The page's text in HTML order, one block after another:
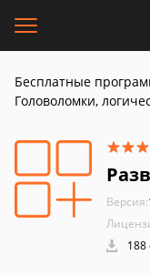
Бесплатные
Головоломки,
Версия:
188